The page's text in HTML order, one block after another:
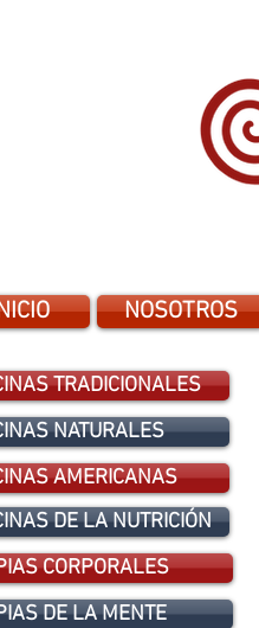
NOSOTROS
TRADICIONALES
NATURALES
AMERICANAS
DE LA NUTRICIÓN
CORPORALES
DE LA MENTE